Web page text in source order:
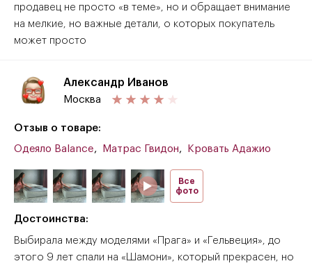
продавец не просто «в теме», но и обращает внимание
на мелкие, но важные детали, о которых покупатель
может просто
Александр Иванов
Москва
Отзыв о товаре:
Одеяло Balance, Матрас Гвидон, Кровать Адажио
Все
фото
Достоинства:
Выбирала между моделями «Прага» и «Гельвеция», до
этого 9 лет спали на «Шамони», который прекрасен, но